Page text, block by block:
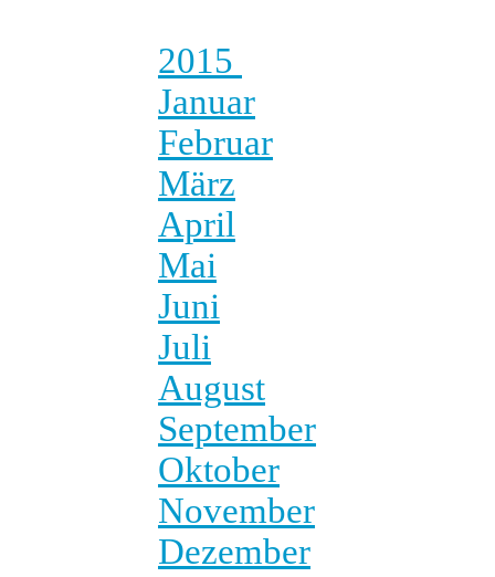
2015
Januar
Februar
März
April
Mai
Juni
Juli
August
September
Oktober
November
Dezember